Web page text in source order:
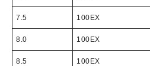
7.5 100EX
8.0 100EX
8.5 100EX